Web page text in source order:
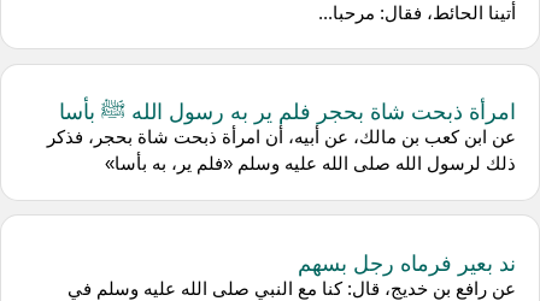
أتينا الحائط، فقال: مرحبا...
امرأة ذبحت شاة بحجر فلم ير به رسول الله ﷺ بأسا
عن ابن كعب بن مالك، عن أبيه، أن امرأة ذبحت شاة بحجر، فذكر
ذلك لرسول الله صلى الله عليه وسلم «فلم ير، به بأسا»
ند بعير فرماه رجل بسهم
عن رافع بن خديج، قال: كنا مع النبي صلى الله عليه وسلم في